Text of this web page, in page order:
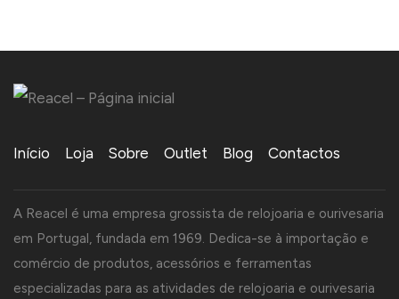
Início Loja Sobre Outlet Blog Contactos
A Reacel é uma empresa grossista de relojoaria e ourivesaria
em Portugal, fundada em 1969. Dedica-se à importação e
comércio de produtos, acessórios e ferramentas
especializadas para as atividades de relojoaria e ourivesaria